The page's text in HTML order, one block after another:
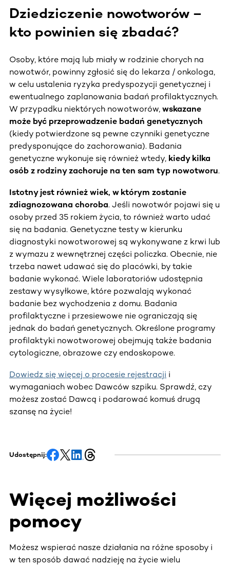
Dziedziczenie nowotworów –
kto powinien się zbadać?
Osoby, które mają lub miały w rodzinie chorych na
nowotwór, powinny zgłosić się do lekarza / onkologa,
w celu ustalenia ryzyka predyspozycji genetycznej i
ewentualnego zaplanowania badań profilaktycznych.
W przypadku niektórych nowotworów, wskazane
może być przeprowadzenie badań genetycznych
(kiedy potwierdzone są pewne czynniki genetyczne
predysponujące do zachorowania). Badania
genetyczne wykonuje się również wtedy, kiedy kilka
osób z rodziny zachoruje na ten sam typ nowotworu.
Istotny jest również wiek, w którym zostanie
zdiagnozowana choroba. Jeśli nowotwór pojawi się u
osoby przed 35 rokiem życia, to również warto udać
się na badania. Genetyczne testy w kierunku
diagnostyki nowotworowej są wykonywane z krwi lub
z wymazu z wewnętrznej części policzka. Obecnie, nie
trzeba nawet udawać się do placówki, by takie
badanie wykonać. Wiele laboratoriów udostępnia
zestawy wysyłkowe, które pozwalają wykonać
badanie bez wychodzenia z domu. Badania
profilaktyczne i przesiewowe nie ograniczają się
jednak do badań genetycznych. Określone programy
profilaktyki nowotworowej obejmują także badania
cytologiczne, obrazowe czy endoskopowe.
Dowiedz się więcej o procesie rejestracji i
wymaganiach wobec Dawców szpiku. Sprawdź, czy
możesz zostać Dawcą i podarować komuś drugą
szansę na życie!
Udostępnij:
Więcej możliwości
pomocy
Możesz wspierać nasze działania na różne sposoby i
w ten sposób dawać nadzieję na życie wielu